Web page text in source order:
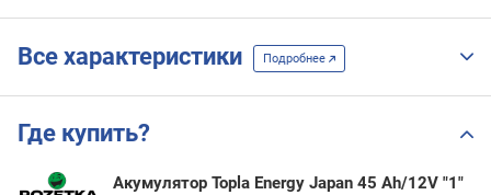
Все характеристики Подробнее
Где купить?
Акумулятор Topla Energy Japan 45 Ah/12V "1"